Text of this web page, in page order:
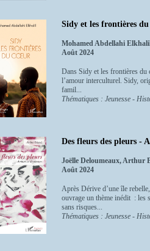
Sidy et les frontières
Mohamed Abdellahi
Août 2024
Dans Sidy et les frontières
l’amour interculturel. Sidy,
famil...
Thématiques : Jeunesse -
Des fleurs des pleurs -
Joëlle Deloumeaux, Arthur
Août 2024
Après Dérive d’une île
ouvrage un thème inédit : les
sans risques...
Thématiques : Jeunesse -